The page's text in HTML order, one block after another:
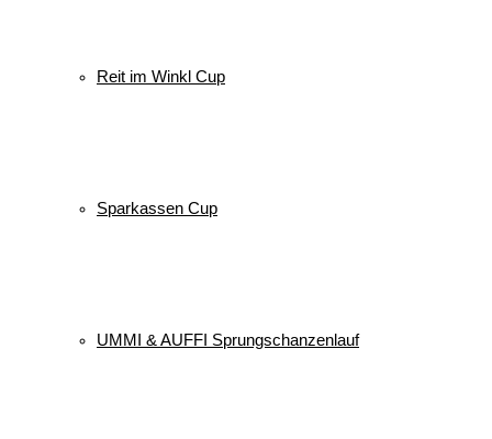
Reit im Winkl Cup
Sparkassen Cup
UMMI & AUFFI Sprungschanzenlauf